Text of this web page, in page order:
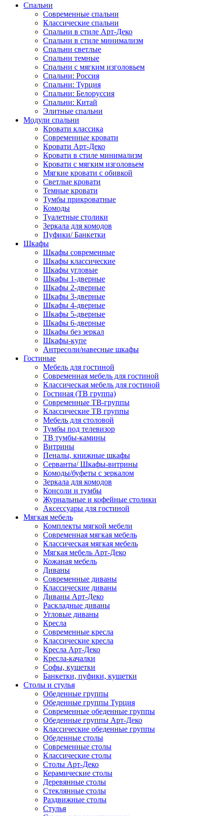
Спальни
Современные спальни
Классические спальни
Спальни в стиле Арт-Деко
Спальни в стиле минимализм
Спальни светлые
Спальни темные
Спальни с мягким изголовьем
Спальни: Россия
Спальни: Турция
Спальни: Белоруссия
Спальни: Китай
Элитные спальни
Модули спальни
Кровати классика
Современные кровати
Кровати Арт-Деко
Кровати в стиле минимализм
Кровати с мягким изголовьем
Мягкие кровати с обивкой
Светлые кровати
Темные кровати
Тумбы прикроватные
Комоды
Туалетные столики
Зеркала для комодов
Пуфики/ Банкетки
Шкафы
Шкафы современные
Шкафы классические
Шкафы угловые
Шкафы 1-дверные
Шкафы 2-дверные
Шкафы 3-дверные
Шкафы 4-дверные
Шкафы 5-дверные
Шкафы 6-дверные
Шкафы без зеркал
Шкафы-купе
Антресоли/навесные шкафы
Гостиные
Мебель для гостиной
Современная мебель для гостиной
Классическая мебель для гостиной
Гостиная (ТВ группа)
Современные ТВ-группы
Классические ТВ группы
Мебель для столовой
Тумбы под телевизор
ТВ тумбы-камины
Витрины
Пеналы, книжные шкафы
Серванты/ Шкафы-витрины
Комоды/буфеты с зеркалом
Зеркала для комодов
Консоли и тумбы
Журнальные и кофейные столики
Аксессуары для гостиной
Мягкая мебель
Комплекты мягкой мебели
Современная мягкая мебель
Классическая мягкая мебель
Мягкая мебель Арт-Деко
Кожаная мебель
Диваны
Современные диваны
Классические диваны
Диваны Арт-Деко
Раскладные диваны
Угловые диваны
Кресла
Современные кресла
Классические кресла
Кресла Арт-Деко
Кресла-качалки
Софы, кушетки
Банкетки, пуфики, кушетки
Столы и стулья
Обеденные группы
Обеденные группы Турция
Современные обеденные группы
Обеденные группы Арт-Деко
Классические обеденные группы
Обеденные столы
Современные столы
Классические столы
Столы Арт-Деко
Керамические столы
Деревянные столы
Стеклянные столы
Раздвижные столы
Стулья